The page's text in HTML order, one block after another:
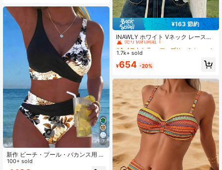
7
新作 ビーチ・プール・バカンス用 セ
クシーでエレガントな植物柄 無地生
地 クロスコントラストショルダース
100+ sold
¥163 節約
INAWLY ホワイト Vネック レースト
リム UVカット カバーアップ レディ
ース 夏用 薄手 キャミソール カバー
#4 ベストセラー
ファブリック レディーストップス
売り切れ間近！
#4 ベストセラー
売り切れ間近！
#4 ベストセラー
売り切れ間近！
#4 ベストセラー
ファブリック レディーストップス
1.7k+ sold
¥654 -20%